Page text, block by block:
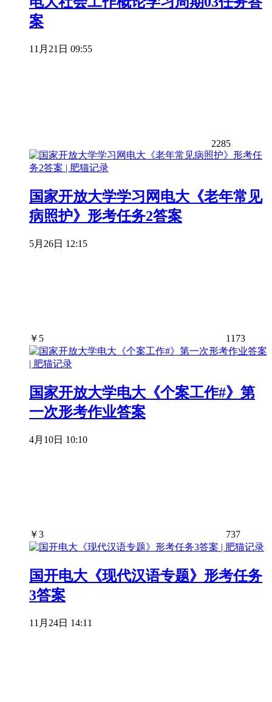
案
11月21日 09:55
2285
国家开放大学学习网电大《老年常见
病照护》形考任务2答案
5月26日 12:15
￥ 5 1173
国家开放大学电大《个案工作#》第
一次形考作业答案
4月10日 10:10
￥3 737
国开电大《现代汉语专题》形考任务
3答案
11月24日 14:11